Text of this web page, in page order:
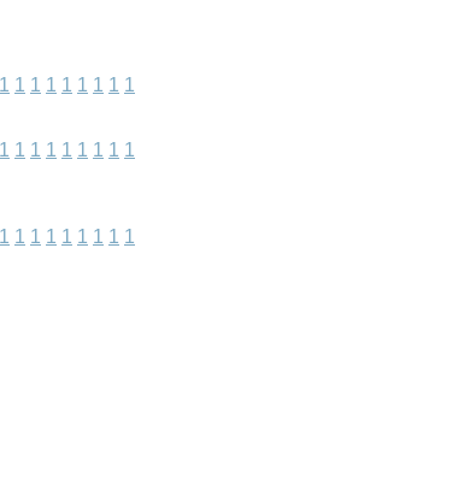
1 1 1 1 1 1 1 1 1
1 1 1 1 1 1 1 1 1
1 1 1 1 1 1 1 1 1